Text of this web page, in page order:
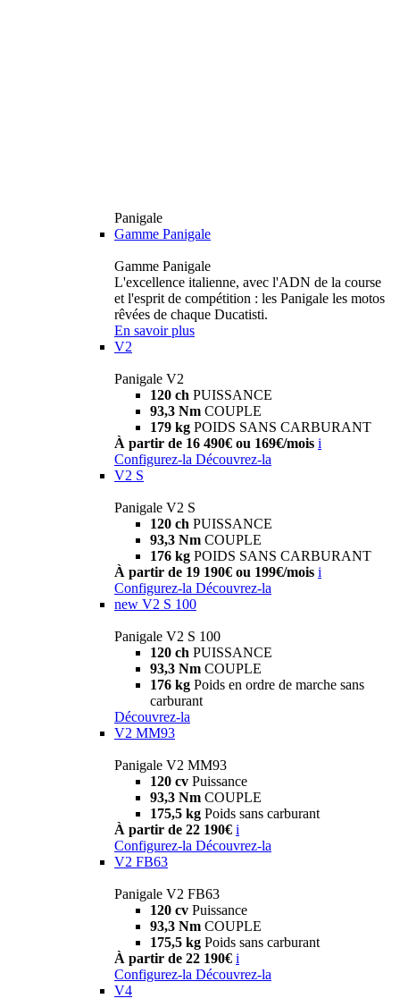
Panigale
Gamme Panigale
Gamme Panigale
L'excellence italienne, avec l'ADN de la course
et l'esprit de compétition : les Panigale les motos
rêvées de chaque Ducatisti.
En savoir plus
V2
Panigale V2
120 ch PUISSANCE
93,3 Nm COUPLE
179 kg POIDS SANS CARBURANT
À partir de 16 490€ ou 169€/mois i
Configurez-la Découvrez-la
V2 S
Panigale V2 S
120 ch PUISSANCE
93,3 Nm COUPLE
176 kg POIDS SANS CARBURANT
À partir de 19 190€ ou 199€/mois i
Configurez-la Découvrez-la
new V2 S 100
Panigale V2 S 100
120 ch PUISSANCE
93,3 Nm COUPLE
176 kg Poids en ordre de marche sans
carburant
Découvrez-la
V2 MM93
Panigale V2 MM93
120 cv Puissance
93,3 Nm COUPLE
175,5 kg Poids sans carburant
À partir de 22 190€ i
Configurez-la Découvrez-la
V2 FB63
Panigale V2 FB63
120 cv Puissance
93,3 Nm COUPLE
175,5 kg Poids sans carburant
À partir de 22 190€ i
Configurez-la Découvrez-la
V4